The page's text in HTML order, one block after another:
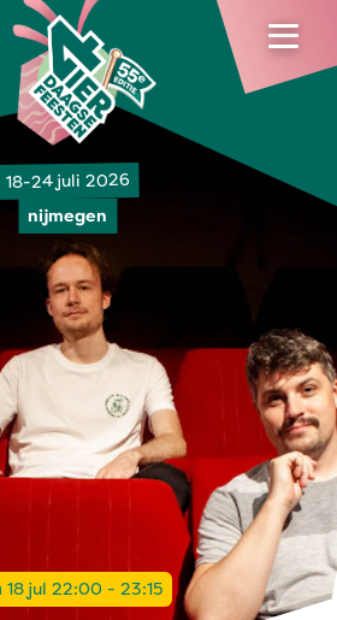
18-24 juli 2026
nijmegen
18 jul 22:00 - 23:15